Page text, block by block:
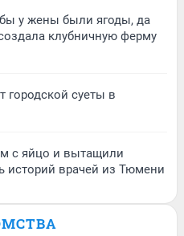
у жены были ягоды, да
клубничную ферму
городской суеты в
с яйцо и вытащили
историй врачей из Тюмени